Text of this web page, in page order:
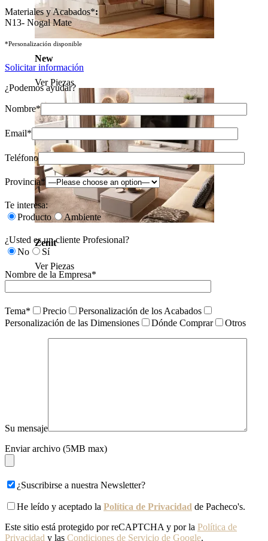
New
Ver Piezas
Zenit
Ver Piezas
Materiales y Acabados*:
N13- Nogal Mate
*Personalización disponible
Solicitar información
¿Podemos ayudar?
Nombre*
Email*
Teléfono
Provincia*
Te interesa:
Producto
Ambiente
¿Usted es un cliente Profesional?
No
Sí
Nombre de la Empresa*
Tema* Precio
Personalización de los Acabados
Personalización de las Dimensiones
Dónde Comprar Otros
Su mensaje
Enviar archivo (5MB max)
¿Suscribirse a nuestra Newsletter?
He leído y aceptado la Política de Privacidad de Pacheco's.
Este sitio está protegido por reCAPTCHA y por la Política de
Privacidad y las Condiciones de Servicio de Google.